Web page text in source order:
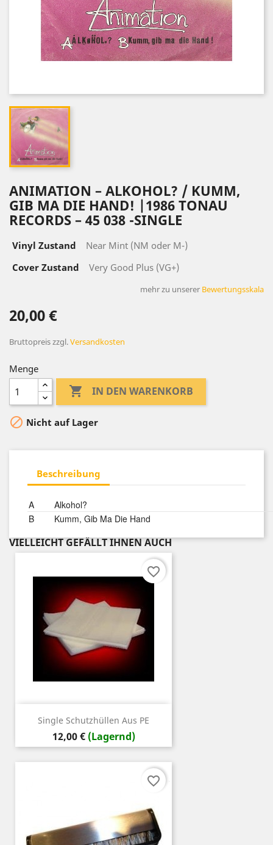
ANIMATION – ALKOHOL? / KUMM,
GIB MA DIE HAND! |1986 TONAU
RECORDS – 45 038 -SINGLE
Vinyl Zustand
Near Mint (NM oder M-)
Cover Zustand
Very Good Plus (VG+)
mehr zu unserer Bewertungsskala
20,00 €
Bruttopreiszzgl.Versandkosten
Menge
 IN DEN WARENKORB
 Nicht auf Lager
Beschreibung
A
Alkohol?
B
Kumm, Gib Ma Die Hand
VIELLEICHT GEFÄLLT IHNEN AUCH
Single Schutzhüllen Aus PE
Preis
12,00 € (Lagernd)
favorite_border
favorite_border